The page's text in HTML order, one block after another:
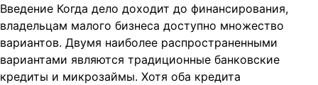
Введение Когда дело доходит до финансирования,
владельцам малого бизнеса доступно множество
вариантов. Двумя наиболее распространенными
вариантами являются традиционные банковские
кредиты и микрозаймы. Хотя оба кредита